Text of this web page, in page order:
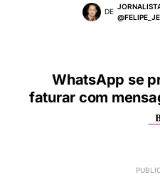
DE
WhatsApp se
faturar com